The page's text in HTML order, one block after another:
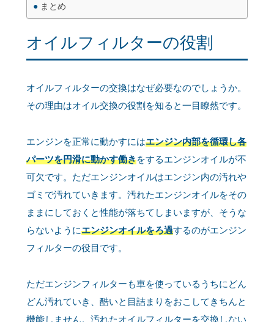
まとめ
オイルフィルターの役割
オイルフィルターの交換はなぜ必要なのでしょうか。
その理由はオイル交換の役割を知ると一目瞭然です。
エンジンを正常に動かすにはエンジン内部を循環し各
パーツを円滑に動かす働きをするエンジンオイルが不
可欠です。ただエンジンオイルはエンジン内の汚れや
ゴミで汚れていきます。汚れたエンジンオイルをその
ままにしておくと性能が落ちてしまいますが、そうな
らないようにエンジンオイルをろ過するのがエンジン
フィルターの役目です。
ただエンジンフィルターも車を使っているうちにどん
どん汚れていき、酷いと目詰まりをおこしてきちんと
機能しません。汚れたオイルフィルターを交換しない